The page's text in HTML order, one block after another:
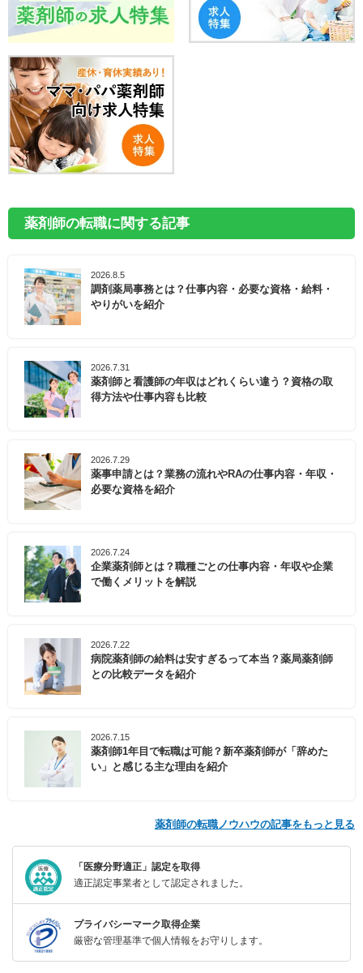
薬剤師の転職に関する記事
2026.8.5
調剤薬局事務とは？仕事内容・必要な資格・給料・
やりがいを紹介
2026.7.31
薬剤師と看護師の年収はどれくらい違う？資格の取
得方法や仕事内容も比較
2026.7.29
薬事申請とは？業務の流れやRAの仕事内容・年収・
必要な資格を紹介
2026.7.24
企業薬剤師とは？職種ごとの仕事内容・年収や企業
で働くメリットを解説
2026.7.22
病院薬剤師の給料は安すぎるって本当？薬局薬剤師
との比較データを紹介
2026.7.15
薬剤師1年目で転職は可能？新卒薬剤師が「辞めた
い」と感じる主な理由を紹介
薬剤師の転職ノウハウの記事をもっと見る
「医療分野適正」認定を取得
適正認定事業者として認定されました。
プライバシーマーク取得企業
厳密な管理基準で個人情報をお守りします。